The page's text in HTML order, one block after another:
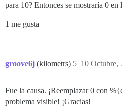
para 10? Entonces se mostraría 0
1 me gusta
groove6j (kilometrs) 10 Octubre,
5
Fue la causa. ¡Reemplazar 0 con
problema visible! ¡Gracias!